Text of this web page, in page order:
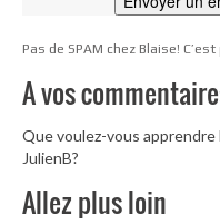
Pas de SPAM chez Blaise!
A vos
Que voulez-vous
JulienB?
Allez plus loin